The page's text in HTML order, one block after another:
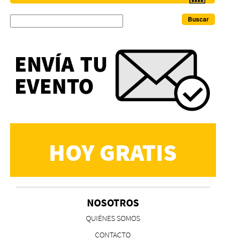
HOY GRATIS
NOSOTROS
QUIÉNES SOMOS
CONTACTO